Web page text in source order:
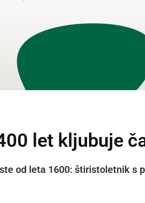
let kljubuje
od leta 1600: štiristoletnik s